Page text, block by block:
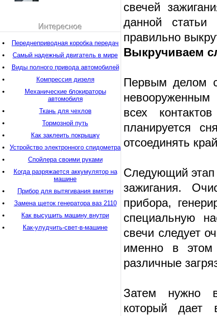
свечей
данной
правильно
Выкручиваем
Первым делом
невооруженным
всех
планируется
отсоединять
Следующий этап
зажигания.
прибора,
специальную
свечи следует
именно в этом
различные
Затем нужно
который дает
Интересное
Переднеприводная коробка передач
Самый надежный двигатель в мире
Виды полного привода автомобилей
Компрессия дизеля
Механические блокираторы
автомобиля
Ткань для чехлов
Тормозной путь
Как заклеить покрышку
Устройство электронного спидометра
Спойлера своими руками
Когда разряжается аккумулятор на
машине
Прибор для вытягивания вмятин
Замена щеток генератора ваз 2110
Как высушить машину внутри
Как-улудчить-свет-в-машине